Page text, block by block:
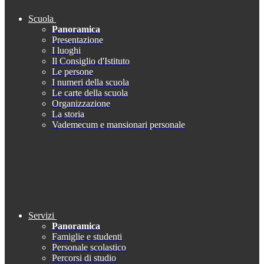
Scuola
Panoramica
Presentazione
I luoghi
Il Consiglio d'Istituto
Le persone
I numeri della scuola
Le carte della scuola
Organizzazione
La storia
Vademecum e mansionari personale
Servizi
Panoramica
Famiglie e studenti
Personale scolastico
Percorsi di studio